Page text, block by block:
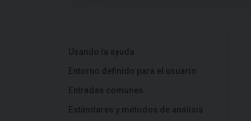
Usando la ayuda
Entorno definido para el usuario
Entradas comunes
Estándares y métodos de análisis